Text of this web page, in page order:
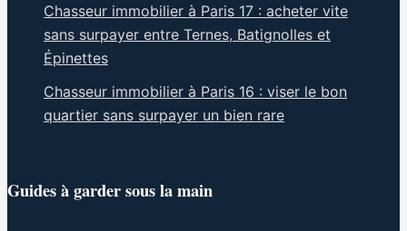
Chasseur immobilier à Paris 17 : acheter vite
sans surpayer entre Ternes, Batignolles et
Épinettes
Chasseur immobilier à Paris 16 : viser le bon
quartier sans surpayer un bien rare
Guides à garder sous la main